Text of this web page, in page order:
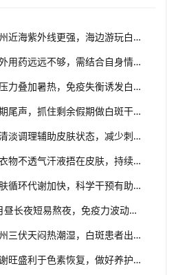
【闽南海边白斑防护】泉州近海紫外线更强，海边游玩白斑防护要升级，福建泉州中科白癜风医院给出海边出行实用方案
“远离祛白误区” 夏季只涂外用药远远不够，需结合自身情况综合干预，福建泉州中科白癜风医院坚持白癜风分型分诊理念
（中年白斑夏季易波动）压力叠加暑热，免疫失衡诱发白斑变化，福建泉州中科白癜风医院科普成人白癜风夏季管理思路
【开学前抓紧调白斑】暑期尾声，抓住剩余假期做白斑干预，福建泉州中科白癜风医院助力学生群体从容应对校园生活
“白斑患者夏日饮食提示” 清淡调理辅助皮肤状态，减少刺激类食物，福建泉州中科白癜风医院分享白癜风夏季饮食科普
（出汗闷汗是白斑隐患）衣物不透气汗液捂在皮肤，持续刺激患处，福建泉州中科白癜风医院解析夏季白癜风穿衣学问
「夏日祛白黄金窗口」皮肤循环代谢加快，科学干预有助复色，福建泉州中科白癜风医院提醒把握白癜风诊疗有利时机
「谨防白斑悄悄发展」8月昼长夜短易熬夜，免疫力波动干扰黑素细胞，福建泉州中科白癜风医院教你安稳度过白癜风高发季
【闽南暑季白斑困扰】泉州三伏天闷热潮湿，白斑患者出汗后及时清洁，福建泉州中科白癜风医院解析夏季白斑诱因
“抓住复色窗口期” 夏季代谢旺盛利于色素恢复，做好养护结合规范干预，福建泉州中科白癜风医院助力白斑科学复色